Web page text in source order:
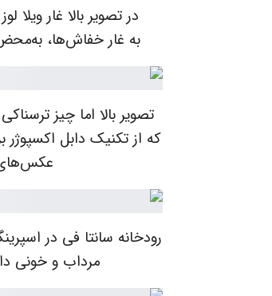
در تصویر بالا غار
به غار خفاش‌ها،
تصویر بالا اما چیز
که از تکنیک دابل
رودخانه سانتا فی در
مرداب و خونی